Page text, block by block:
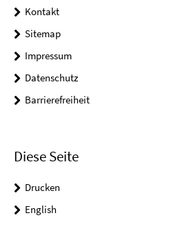
Kontakt
Sitemap
Impressum
Datenschutz
Barrierefreiheit
Diese Seite
Drucken
English